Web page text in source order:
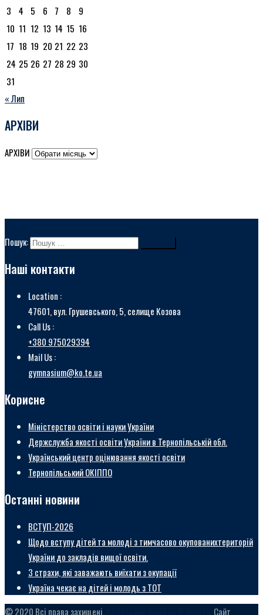
3
4 5 6 7 8
9
10 11 12 13 14 15 16
17 18 19 20 21 22 23
24 25 26 27 28 29 30
31
« Лип
АРХІВИ
АРХІВИ
Пошук:
Наші контакти
Location :
47601, вул. Грушевського, 5, селище Козова
Call Us :
+380 975029394
Mail Us :
gymnasium@ko.te.ua
Корисне
Міністерство освіти і науки України
Держслужба якості освіти України в Тернопільській обл.
Український центр оцінювання якості освіти
Тернопільський ОКІППО
Останні новини
ВСТУП-2026
Щодо вступу дітей та молоді з тимчасово окупованихтериторій
України до закладів вищої освіти.
3 страхи, які заважають виїхати з окупації
Україна чекає на дітей і молодь з ТОТ
© 2020 Всі права захищені.
Сайт